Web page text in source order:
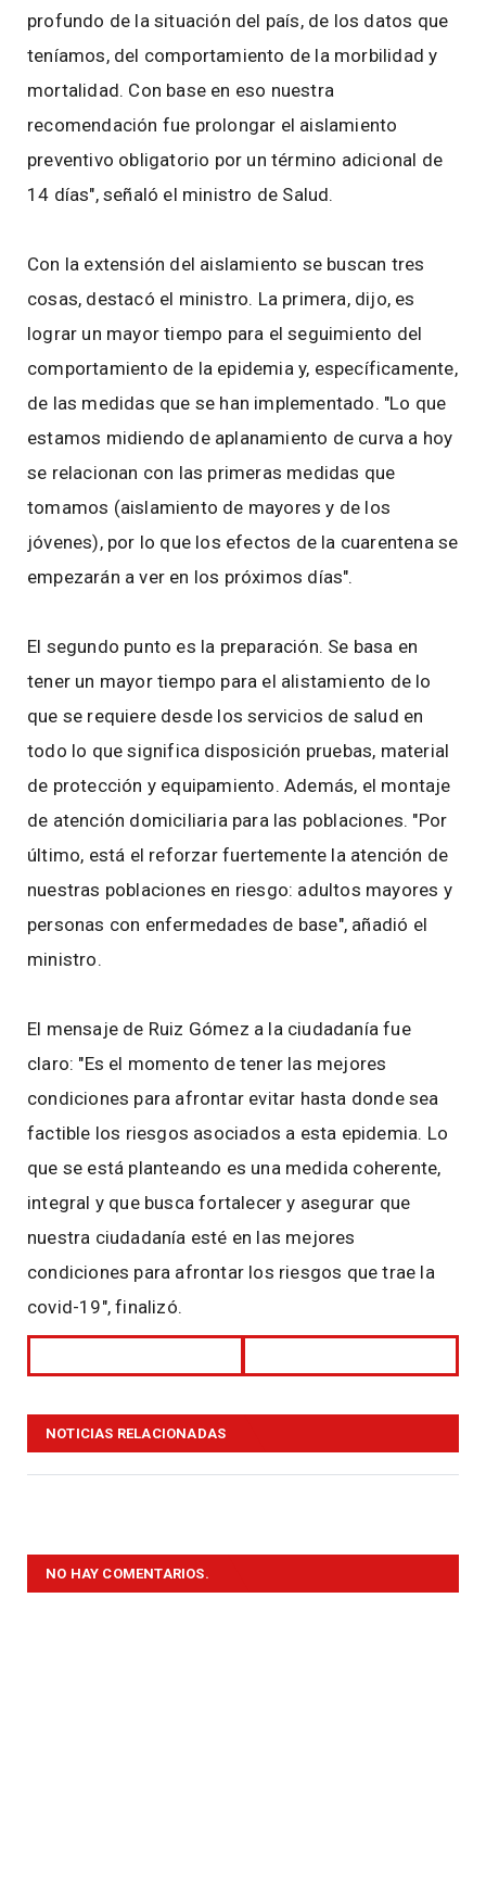
profundo de la situación del país, de los datos que
teníamos, del comportamiento de la morbilidad y
mortalidad. Con base en eso nuestra
recomendación fue prolongar el aislamiento
preventivo obligatorio por un término adicional de
14 días", señaló el ministro de Salud.
Con la extensión del aislamiento se buscan tres
cosas, destacó el ministro. La primera, dijo, es
lograr un mayor tiempo para el seguimiento del
comportamiento de la epidemia y, específicamente,
de las medidas que se han implementado. "Lo que
estamos midiendo de aplanamiento de curva a hoy
se relacionan con las primeras medidas que
tomamos (aislamiento de mayores y de los
jóvenes), por lo que los efectos de la cuarentena se
empezarán a ver en los próximos días".
El segundo punto es la preparación. Se basa en
tener un mayor tiempo para el alistamiento de lo
que se requiere desde los servicios de salud en
todo lo que significa disposición pruebas, material
de protección y equipamiento. Además, el montaje
de atención domiciliaria para las poblaciones. "Por
último, está el reforzar fuertemente la atención de
nuestras poblaciones en riesgo: adultos mayores y
personas con enfermedades de base", añadió el
ministro.
El mensaje de Ruiz Gómez a la ciudadanía fue
claro: "Es el momento de tener las mejores
condiciones para afrontar evitar hasta donde sea
factible los riesgos asociados a esta epidemia. Lo
que se está planteando es una medida coherente,
integral y que busca fortalecer y asegurar que
nuestra ciudadanía esté en las mejores
condiciones para afrontar los riesgos que trae la
covid-19", finalizó.
NOTICIAS RELACIONADAS
NO HAY COMENTARIOS.